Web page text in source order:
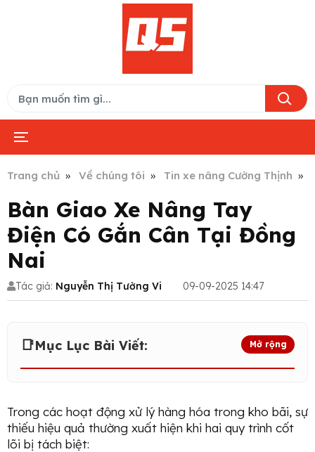
Trang chủ Về chúng tôi Tin xe nâng Cường Thịnh
Bàn Giao Xe Nâng Tay
Điện Có Gắn Cân Tại Đồng
Nai
Tác giả: Nguyễn Thị Tường Vi 09-09-2025 14:47
📑Mục Lục Bài Viết: Mở rộng
Trong các hoạt động xử lý hàng hóa trong kho bãi, sự
thiếu hiệu quả thường xuất hiện khi hai quy trình cốt
lõi bị tách biệt: